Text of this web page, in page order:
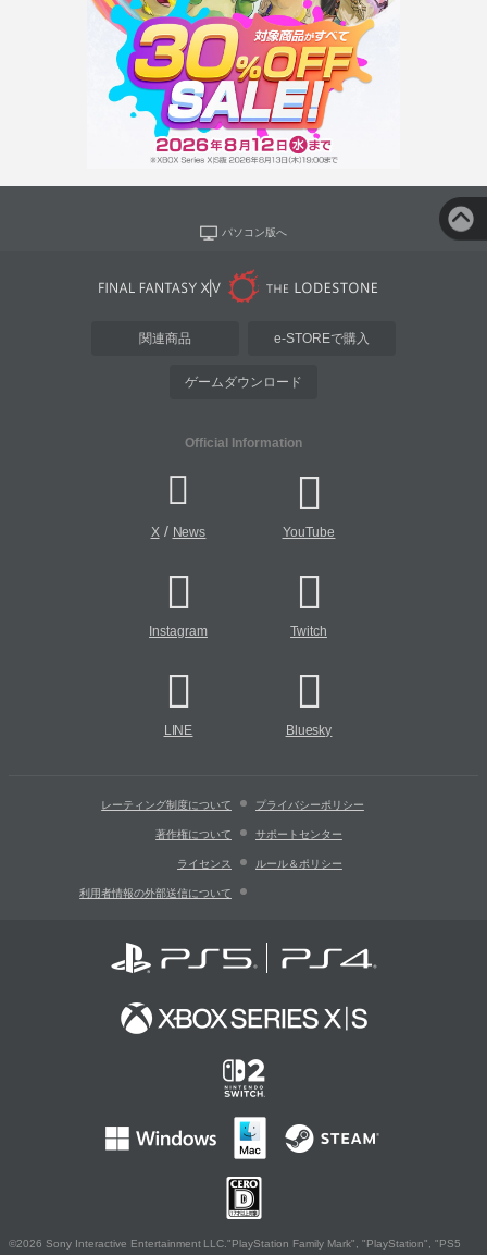
パソコン版へ
関連商品 e-STOREで購入
ゲームダウンロード
Official Information
X/ News YouTube
Instagram Twitch
LINE Bluesky
レーティング制度について プライバシーポリシー
著作権について サポートセンター
ライセンス ルール＆ポリシー
利用者情報の外部送信について
©2026 Sony Interactive Entertainment LLC."PlayStation Family Mark", "PlayStation", "PS5